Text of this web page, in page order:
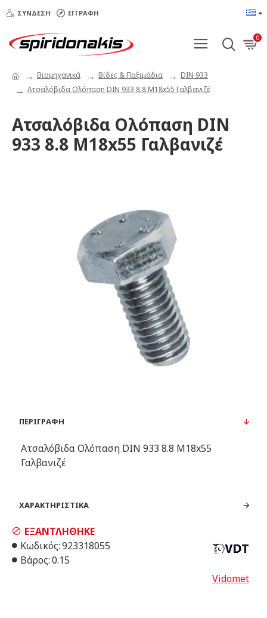
ΣΎΝΔΕΣΗ ΕΓΓΡΑΦΉ
0
Βιομηχανικά Βίδες & Παξιμάδια
DIN 933
Ατσαλόβιδα Ολόπαση DIN 933 8.8 Μ18x55 Γαλβανιζέ
Ατσαλόβιδα Ολόπαση DIN
933 8.8 Μ18x55 Γαλβανιζέ
ΠΕΡΙΓΡΑΦΉ
Ατσαλόβιδα Ολόπαση DIN 933 8.8 Μ18x55
Γαλβανιζέ
ΧΑΡΑΚΤΗΡΙΣΤΙΚΆ
ΕΞΑΝΤΛΉΘΗΚΕ
Κωδικός:923318055
Βάρος:0.15
Vidomet